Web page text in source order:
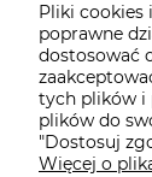
Pliki cookies
poprawne
dostosować
tych plików i
plików do
"Dostosuj
Więcej o